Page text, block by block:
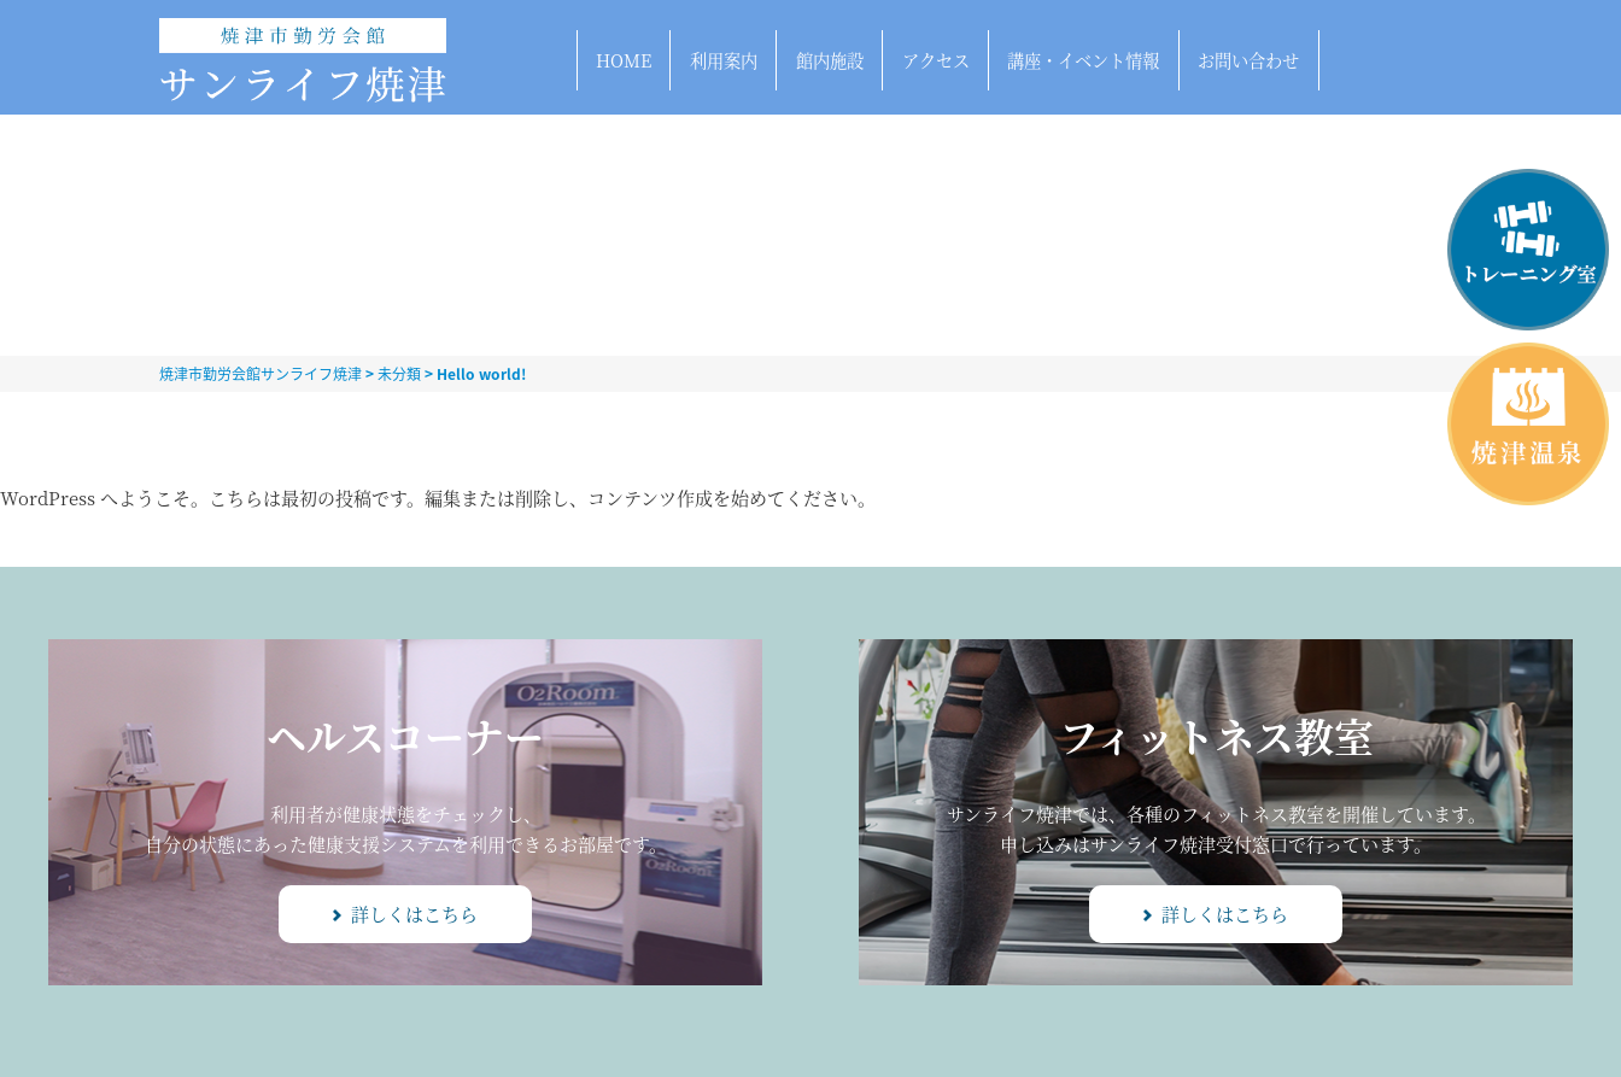
HOME 利用案内 館内施設 アクセス 講座・イベント情報 お問い合わせ
焼津市勤労会館サンライフ焼津>未分類> Hello world!
WordPress へようこそ。こちらは最初の投稿です。編集または削除し、コンテンツ作成を始めてください。
ヘルスコーナー
利用者が健康状態をチェックし、
自分の状態にあった健康支援システムを利用できるお部屋です。
詳しくはこちら
フィットネス教室
サンライフ焼津では、各種のフィットネス教室を開催しています。
申し込みはサンライフ焼津受付窓口で行っています。
詳しくはこちら